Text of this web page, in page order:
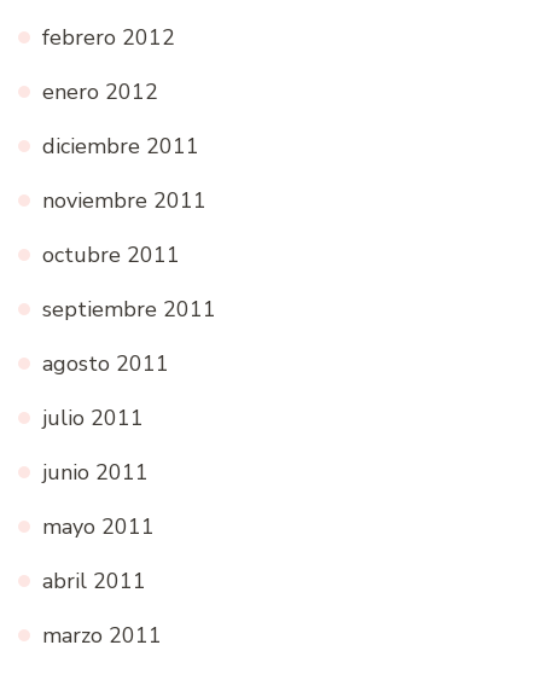
febrero 2012
enero 2012
diciembre 2011
noviembre 2011
octubre 2011
septiembre 2011
agosto 2011
julio 2011
junio 2011
mayo 2011
abril 2011
marzo 2011